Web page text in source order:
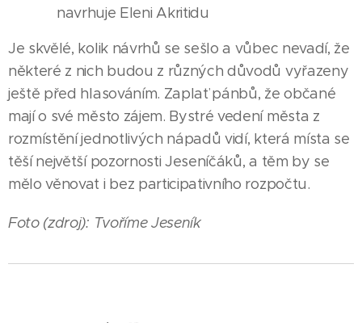
navrhuje Eleni Akritidu
Je skvělé, kolik návrhů se sešlo a vůbec nevadí, že
některé z nich budou z různých důvodů vyřazeny
ještě před hlasováním. Zaplať pánbů, že občané
mají o své město zájem. Bystré vedení města z
rozmístění jednotlivých nápadů vidí, která místa se
těší největší pozornosti Jeseníčáků, a těm by se
mělo věnovat i bez participativního rozpočtu.
Foto (zdroj): Tvoříme Jeseník